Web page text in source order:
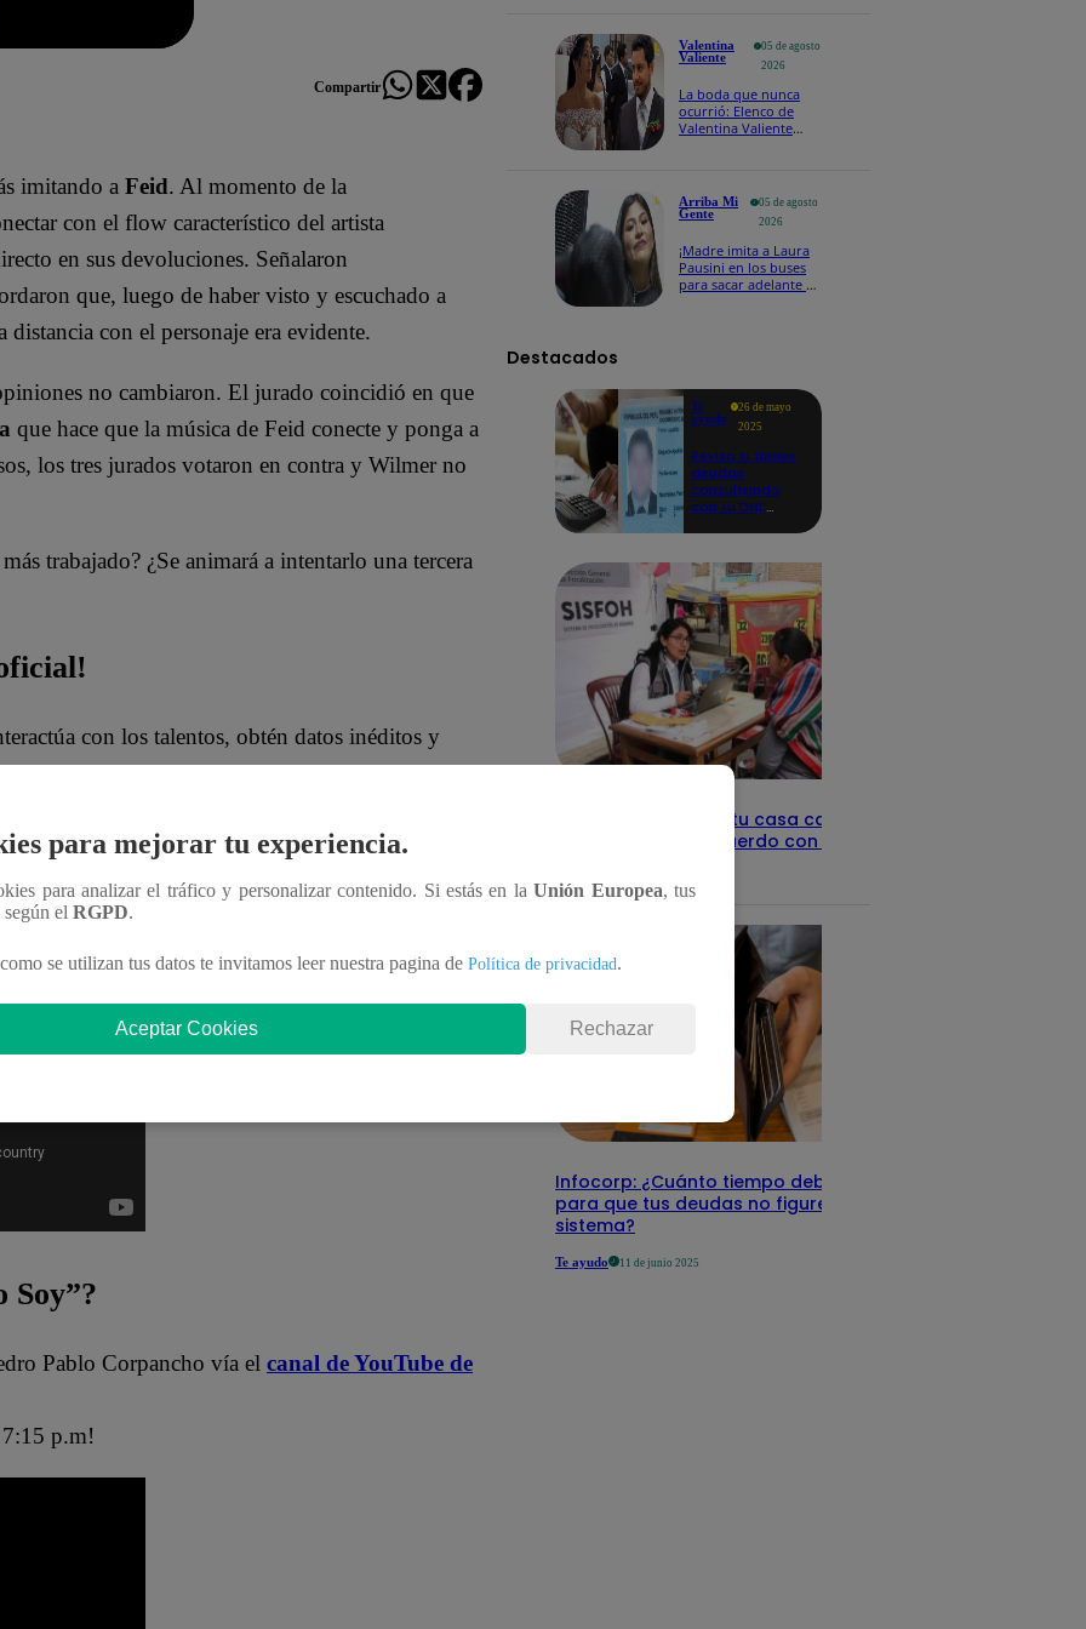
Compartir
imitando a Feid. Al momento de la
con el flow característico del artista
en sus devoluciones. Señalaron
que, luego de haber visto y escuchado a
con el personaje era evidente.
no cambiaron. El jurado coincidió en que
que hace que la música de Feid conecte y ponga a
los tres jurados votaron en contra y Wilmer no
trabajado? ¿Se animará a intentarlo una tercera
con los talentos, obtén datos inéditos y
en nuestro canal de Youtube deYo Soy Perú.
enlace.
Soy”?
Pablo Corpancho vía el canal de YouTube de
p.m!
Valentina
Valiente
05 de agosto
2026
La boda que nunca
ocurrió: Elenco de
Valentina Valiente
Arriba Mi
Gente
05 de agosto
2026
¡Madre imita a Laura
Pausini en los buses
para sacar adelante a
Destacados
Te
ayudo
26 de mayo
2025
Revisa si tienes
deudas
consultando
con tu DNI:
detalles
Revisa con tu DNI si tu casa califica
como pobre, de acuerdo con el Sisfoh
Infocorp: ¿Cuánto tiempo debe pasar
para que tus deudas no figuren en su
sistema?
Te ayudo 11 de junio 2025
para mejorar tu experiencia.
para analizar el tráfico y personalizar contenido. Si estás en laUnión Europea, tus
según el RGPD.
se utilizan tus datos te invitamos leer nuestra pagina de Política de privacidad.
Aceptar Cookies Rechazar